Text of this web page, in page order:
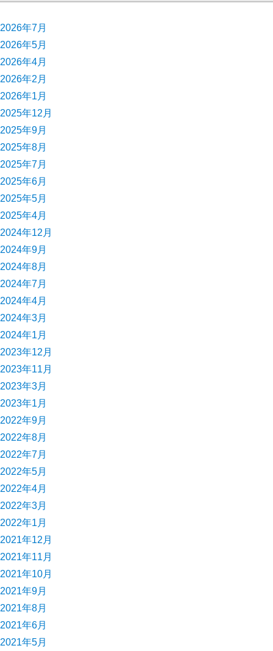
2026年7月
2026年5月
2026年4月
2026年2月
2026年1月
2025年12月
2025年9月
2025年8月
2025年7月
2025年6月
2025年5月
2025年4月
2024年12月
2024年9月
2024年8月
2024年7月
2024年4月
2024年3月
2024年1月
2023年12月
2023年11月
2023年3月
2023年1月
2022年9月
2022年8月
2022年7月
2022年5月
2022年4月
2022年3月
2022年1月
2021年12月
2021年11月
2021年10月
2021年9月
2021年8月
2021年6月
2021年5月